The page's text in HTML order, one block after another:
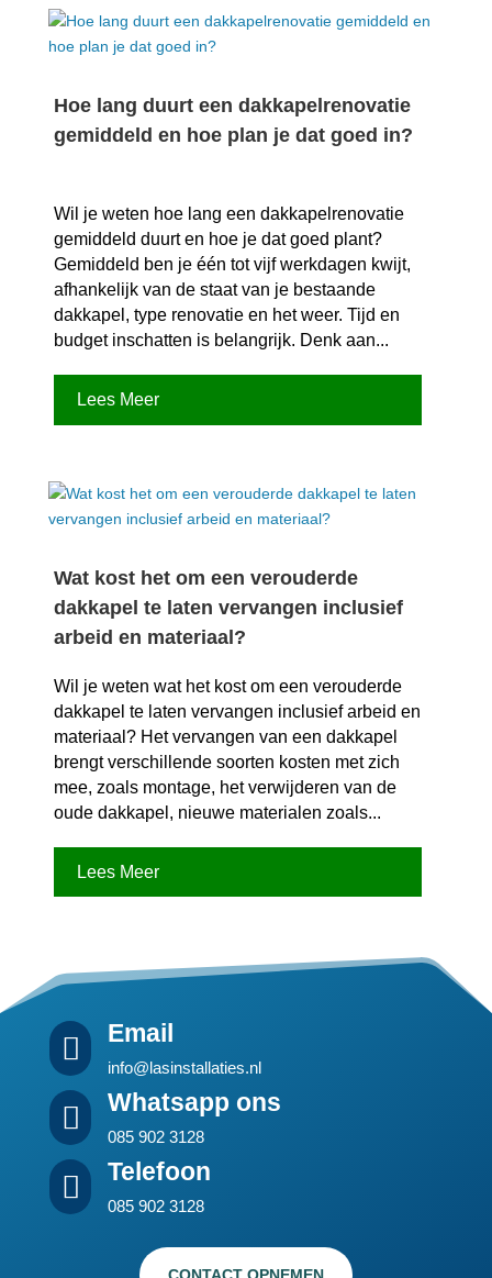
Hoe lang duurt een dakkapelrenovatie
gemiddeld en hoe plan je dat goed in?
Wil je weten hoe lang een dakkapelrenovatie
gemiddeld duurt en hoe je dat goed plant?
Gemiddeld ben je één tot vijf werkdagen kwijt,
afhankelijk van de staat van je bestaande
dakkapel, type renovatie en het weer.​ Tijd en
budget inschatten is belangrijk.​ Denk aan...
Lees Meer
Wat kost het om een verouderde
dakkapel te laten vervangen inclusief
arbeid en materiaal?
Wil je weten wat het kost om een verouderde
dakkapel te laten vervangen inclusief arbeid en
materiaal? Het vervangen van een dakkapel
brengt verschillende soorten kosten met zich
mee, zoals montage, het verwijderen van de
oude dakkapel, nieuwe materialen zoals...
Lees Meer
 Email
info@lasinstallaties.nl
 Whatsapp ons
085 902 3128
 Telefoon
085 902 3128